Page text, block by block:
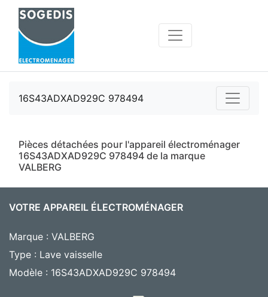
16S43ADXAD929C 978494
Pièces détachées pour l'appareil électroménager
16S43ADXAD929C 978494 de la marque
VALBERG
VOTRE APPAREIL ÉLECTROMÉNAGER
Marque : VALBERG
Type : Lave vaisselle
Modèle : 16S43ADXAD929C 978494